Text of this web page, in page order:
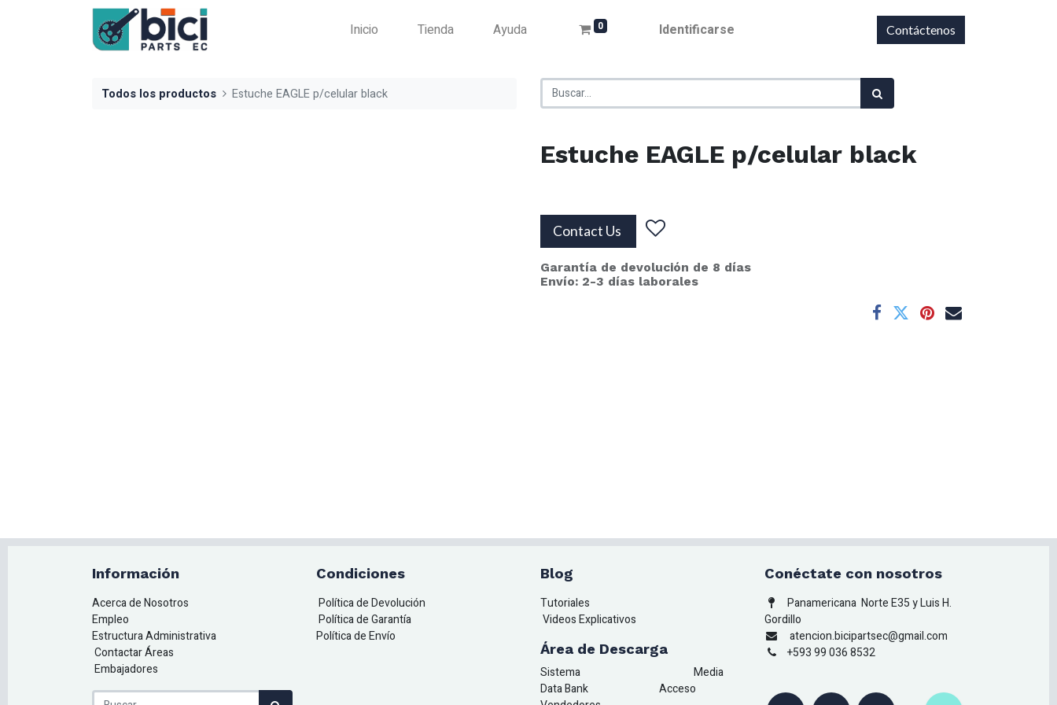
Inicio Tienda Ayuda 0 Identificarse Contáctenos
Todos los productos Estuche EAGLE p/celular black
Estuche EAGLE p/celular black
Contact Us
Garantía de devolución de 8 días
Envío: 2-3 días laborales
Información
Acerca de Nosotros
Empleo
Estructura Administrativa
Contactar Áreas
Embajadores
Condiciones
Política de Devolución
Política de Garantía
Política de Envío
Blog
Tutoriales
Videos Explicativos
Área de Descarga
Sistema
Media
Data Bank
Acceso
Conéctate con nosotros
Panamericana Norte E35 y Luis H.
Gordillo
atencion.bicipartsec@gmail.com
+593 99 036 8532